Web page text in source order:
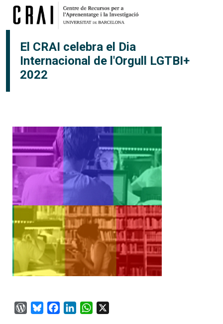
Vés al contingut
El CRAI celebra el Dia
Internacional de l'Orgull LGTBI+
2022
WordPress
BlueskyFacebook
LinkedInWhatsApp